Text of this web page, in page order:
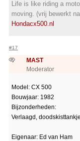
Life is like riding a
moving. (vrij bewerkt
Hondacx500.nl
#17
MAST
Moderator
Model: CX 500
Bouwjaar: 1982
Bijzonderheden:
Verlaagd,
Eigenaar: Ed van Ham